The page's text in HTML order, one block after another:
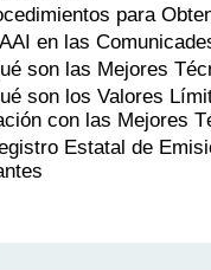
para
en las
son las Mejores
son los Valores
con las Mejores
Estatal de